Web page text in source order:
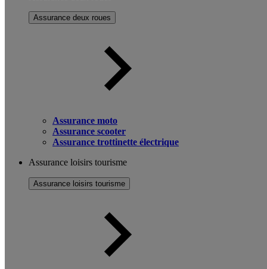
Assurance deux roues
Assurance moto
Assurance scooter
Assurance trottinette électrique
Assurance loisirs tourisme
Assurance loisirs tourisme